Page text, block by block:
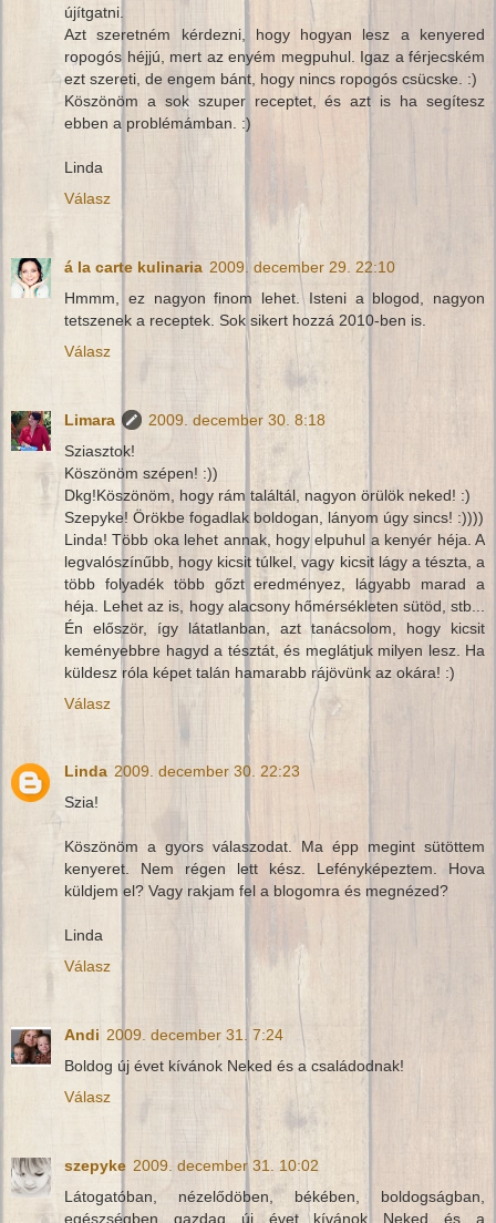
újítgatni.
Azt szeretném kérdezni, hogy hogyan lesz a kenyered
ropogós héjjú, mert az enyém megpuhul. Igaz a férjecském
ezt szereti, de engem bánt, hogy nincs ropogós csücske. :)
Köszönöm a sok szuper receptet, és azt is ha segítesz
ebben a problémámban. :)
Linda
Válasz
á la carte kulinaria 2009. december 29. 22:10
Hmmm, ez nagyon finom lehet. Isteni a blogod, nagyon
tetszenek a receptek. Sok sikert hozzá 2010-ben is.
Válasz
Limara
2009. december 30. 8:18
Sziasztok!
Köszönöm szépen! :))
Dkg!Köszönöm, hogy rám találtál, nagyon örülök neked! :)
Szepyke! Örökbe fogadlak boldogan, lányom úgy sincs! :))))
Linda! Több oka lehet annak, hogy elpuhul a kenyér héja. A
legvalószínűbb, hogy kicsit túlkel, vagy kicsit lágy a tészta, a
több folyadék több gőzt eredményez, lágyabb marad a
héja. Lehet az is, hogy alacsony hőmérsékleten sütöd, stb...
Én először, így látatlanban, azt tanácsolom, hogy kicsit
keményebbre hagyd a tésztát, és meglátjuk milyen lesz. Ha
küldesz róla képet talán hamarabb rájövünk az okára! :)
Válasz
Linda 2009. december 30. 22:23
Szia!
Köszönöm a gyors válaszodat. Ma épp megint sütöttem
kenyeret. Nem régen lett kész. Lefényképeztem. Hova
küldjem el? Vagy rakjam fel a blogomra és megnézed?
Linda
Válasz
Andi 2009. december 31. 7:24
Boldog új évet kívánok Neked és a családodnak!
Válasz
szepyke 2009. december 31. 10:02
Látogatóban, nézelődöben, békében, boldogságban,
egészségben gazdag új évet kívánok Neked és a